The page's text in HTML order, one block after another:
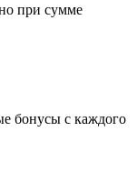
при сумме
бонусы с каждого